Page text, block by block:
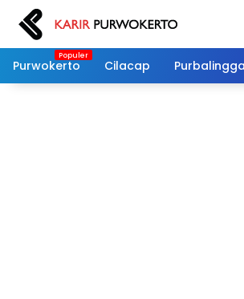
Langsung
konten
Purwokerto
Cilacap Purbalingga